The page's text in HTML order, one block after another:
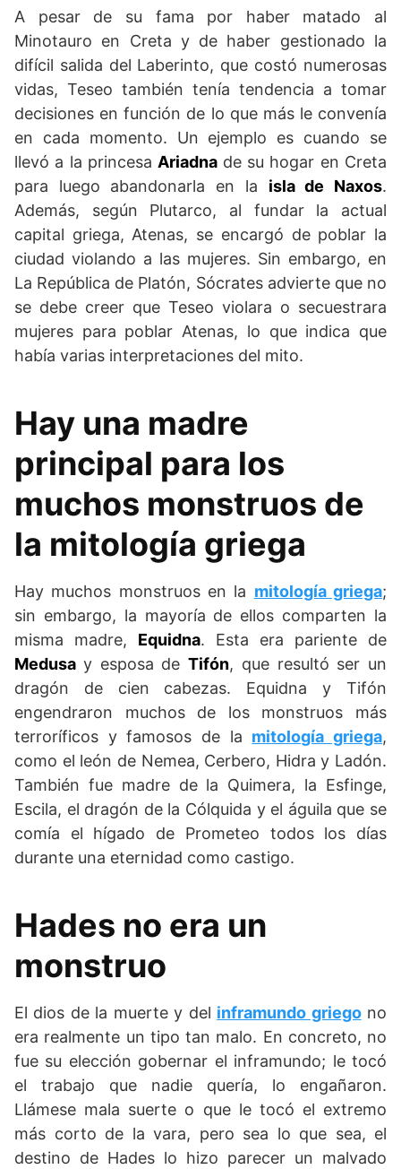
A pesar de su fama por haber matado al
Minotauro en Creta y de haber gestionado la
difícil salida del Laberinto, que costó numerosas
vidas, Teseo también tenía tendencia a tomar
decisiones en función de lo que más le convenía
en cada momento. Un ejemplo es cuando se
llevó a la princesaAriadna de su hogar en Creta
para luego abandonarla en la isla de Naxos.
Además, según Plutarco, al fundar la actual
capital griega, Atenas, se encargó de poblar la
ciudad violando a las mujeres. Sin embargo, en
La República de Platón, Sócrates advierte que no
se debe creer que Teseo violara o secuestrara
mujeres para poblar Atenas, lo que indica que
había varias interpretaciones del mito.
Hay una madre
principal para los
muchos monstruos de
la mitología griega
Hay muchos monstruos en la mitología griega;
sin embargo, la mayoría de ellos comparten la
misma madre, Equidna. Esta era pariente de
Medusa y esposa de Tifón, que resultó ser un
dragón de cien cabezas. Equidna y Tifón
engendraron muchos de los monstruos más
terroríficos y famosos de la mitología griega,
como el león de Nemea, Cerbero, Hidra y Ladón.
También fue madre de la Quimera, la Esfinge,
Escila, el dragón de la Cólquida y el águila que se
comía el hígado de Prometeo todos los días
durante una eternidad como castigo.
Hades no era un
monstruo
El dios de la muerte y del inframundo griegono
era realmente un tipo tan malo. En concreto, no
fue su elección gobernar el inframundo; le tocó
el trabajo que nadie quería, lo engañaron.
Llámese mala suerte o que le tocó el extremo
más corto de la vara, pero sea lo que sea, el
destino de Hades lo hizo parecer un malvado